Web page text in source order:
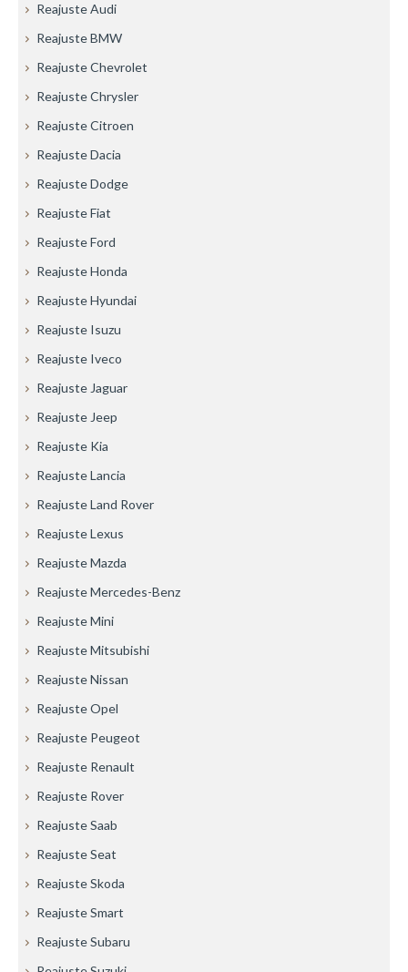
Reajuste Audi
Reajuste BMW
Reajuste Chevrolet
Reajuste Chrysler
Reajuste Citroen
Reajuste Dacia
Reajuste Dodge
Reajuste Fiat
Reajuste Ford
Reajuste Honda
Reajuste Hyundai
Reajuste Isuzu
Reajuste Iveco
Reajuste Jaguar
Reajuste Jeep
Reajuste Kia
Reajuste Lancia
Reajuste Land Rover
Reajuste Lexus
Reajuste Mazda
Reajuste Mercedes-Benz
Reajuste Mini
Reajuste Mitsubishi
Reajuste Nissan
Reajuste Opel
Reajuste Peugeot
Reajuste Renault
Reajuste Rover
Reajuste Saab
Reajuste Seat
Reajuste Skoda
Reajuste Smart
Reajuste Subaru